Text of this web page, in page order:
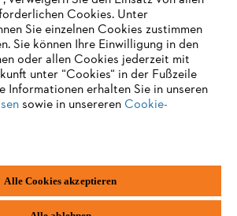
Cookie InformationenAGB
Co. KG ©2022
Cookies. Unter
Sie einzelnen Cookies zustimmen
Sie können Ihre Einwilligung in den
oder allen Cookies jederzeit mit
unter “Cookies“ in der Fußzeile
Informationen erhalten Sie in unseren
sowie in unsereren Cookie-
Alle Cookies akzeptieren